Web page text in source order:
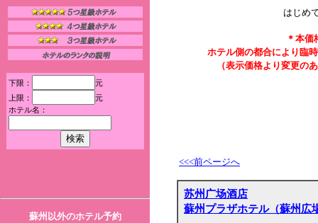
下限：
元
上限：
元
ホテル名：
蘇州以外のホテル予約
はじめ
＊本
ホテル側の都合により臨
（表示価格より変更の
<<<前ページへ
苏州广场酒店
蘇州プラザホテル（蘇州広